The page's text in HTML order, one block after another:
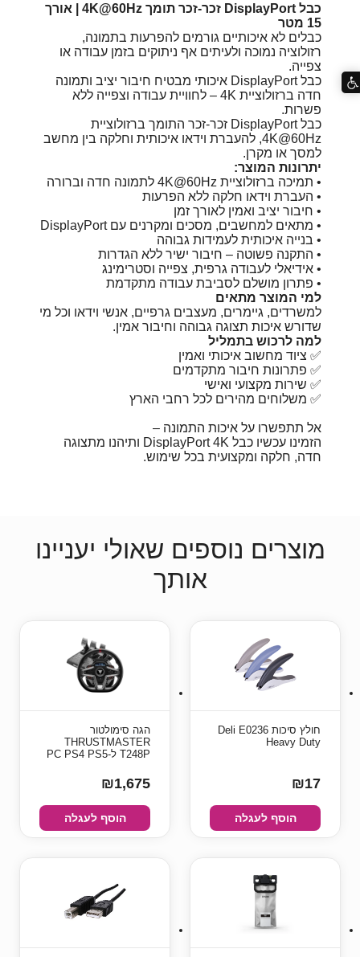
כבל DisplayPort זכר-זכר תומך 4K@60Hz | אורך
15 מטר
כבלים לא איכותיים גורמים להפרעות בתמונה,
רזולוציה נמוכה ולעיתים אף ניתוקים בזמן עבודה או
צפייה.
כבל DisplayPort איכותי מבטיח חיבור יציב ותמונה
חדה ברזולוציית 4K – לחוויית עבודה וצפייה ללא
פשרות.
כבל DisplayPort זכר-זכר התומך ברזולוציית
‎4K@60Hz, להעברת וידאו איכותית וחלקה בין מחשב
למסך או מקרן.
יתרונות המוצר:
• תמיכה ברזולוציית ‎4K@60Hz לתמונה חדה וברורה
• העברת וידאו חלקה ללא הפרעות
• חיבור יציב ואמין לאורך זמן
• מתאים למחשבים, מסכים ומקרנים עם DisplayPort
• בנייה איכותית לעמידות גבוהה
• התקנה פשוטה – חיבור ישיר ללא הגדרות
• אידיאלי לעבודה גרפית, צפייה וסטרימינג
• פתרון מושלם לסביבת עבודה מתקדמת
למי המוצר מתאים
למשרדים, גיימרים, מעצבים גרפיים, אנשי וידאו וכל מי
שדורש איכות תצוגה גבוהה וחיבור אמין.
למה לרכוש בתמליל
✅ ציוד מחשוב איכותי ואמין
✅ פתרונות חיבור מתקדמים
✅ שירות מקצועי ואישי
✅ משלוחים מהירים לכל רחבי הארץ
אל תתפשרו על איכות התמונה –
הזמינו עכשיו כבל DisplayPort 4K ותיהנו מתצוגה
חדה, חלקה ומקצועית בכל שימוש.
מוצרים נוספים שאולי יעניינו
אותך
חולץ סיכות Deli E0236
Heavy Duty
₪17
הוסף לעגלה
הגה סימולטור
THRUSTMASTER
T248P ל-PC PS4 PS5
₪1,675
הוסף לעגלה